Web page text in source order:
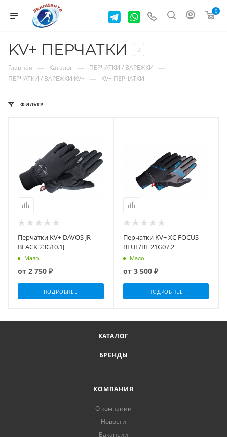
0
KV+ ПЕРЧАТКИ 2
Главная — Каталог — ПЕРЧАТКИ / ВАРЕЖКИ —
ПЕРЧАТКИ / ВАРЕЖКИ KV+ — KV+ ПЕРЧАТКИ
ФИЛЬТР
Перчатки KV+ DAVOS JR
BLACK 23G10.1J
Мало
от 2 750 ₽
ПОДРОБНЕЕ
Перчатки KV+ XC FOCUS
BLUE/BL 21G07.2
Мало
от 3 500 ₽
ПОДРОБНЕЕ
КАТАЛОГ
БРЕНДЫ
КОМПАНИЯ
О компании
Новости
Вакансии